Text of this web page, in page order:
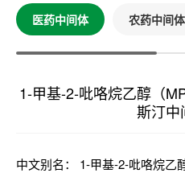
医药中间体 农药中间体
1-甲基-2-吡咯烷乙醇（
斯汀中
中文别名： 1-甲基-2-吡咯烷乙